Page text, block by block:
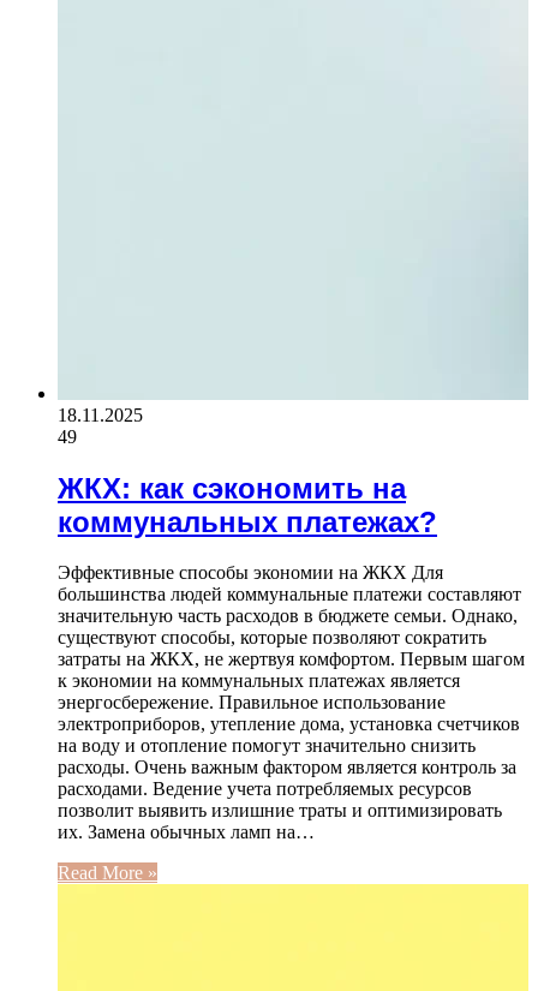
18.11.2025
49
ЖКХ: как сэкономить на
коммунальных платежах?
Эффективные способы экономии на ЖКХ Для
большинства людей коммунальные платежи составляют
значительную часть расходов в бюджете семьи. Однако,
существуют способы, которые позволяют сократить
затраты на ЖКХ, не жертвуя комфортом. Первым шагом
к экономии на коммунальных платежах является
энергосбережение. Правильное использование
электроприборов, утепление дома, установка счетчиков
на воду и отопление помогут значительно снизить
расходы. Очень важным фактором является контроль за
расходами. Ведение учета потребляемых ресурсов
позволит выявить излишние траты и оптимизировать
их. Замена обычных ламп на…
Read More »